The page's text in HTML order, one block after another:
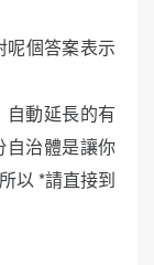
呢個答案表示
動延長的有
自治體是讓你
以 *請直接到